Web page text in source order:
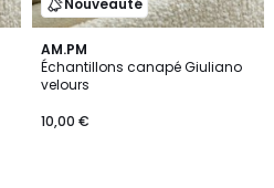
Nouveauté
AM.PM
Échantillons canapé Giuliano
velours
10,00 €